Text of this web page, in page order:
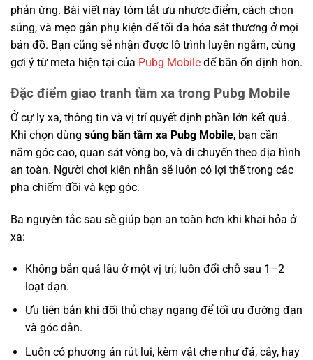
phản ứng. Bài viết này tóm tắt ưu nhược điểm, cách chọn
súng, và mẹo gắn phụ kiện để tối đa hóa sát thương ở mọi
bản đồ. Bạn cũng sẽ nhận được lộ trình luyện ngắm, cùng
gợi ý từ meta hiện tại của Pubg Mobile để bắn ổn định hơn.
Đặc điểm giao tranh tầm xa trong Pubg Mobile
Ở cự ly xa, thông tin và vị trí quyết định phần lớn kết quả.
Khi chọn dùng súng bắn tầm xa Pubg Mobile, bạn cần
nắm góc cao, quan sát vòng bo, và di chuyển theo địa hình
an toàn. Người chơi kiên nhẫn sẽ luôn có lợi thế trong các
pha chiếm đồi và kẹp góc.
Ba nguyên tắc sau sẽ giúp bạn an toàn hơn khi khai hỏa ở
xa:
Không bắn quá lâu ở một vị trí; luôn đổi chỗ sau 1–2
loạt đạn.
Ưu tiên bắn khi đối thủ chạy ngang để tối ưu đường đạn
và góc dẫn.
Luôn có phương án rút lui, kèm vật che như đá, cây, hay